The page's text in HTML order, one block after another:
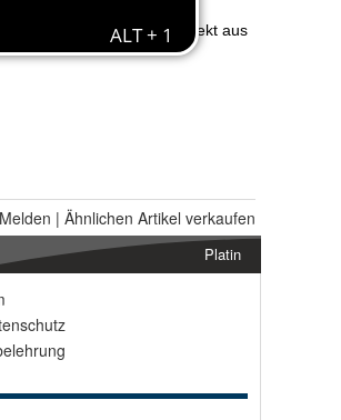
Melden | Ähnlichen Artikel verkaufen
Platin